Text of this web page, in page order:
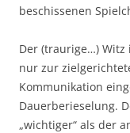
beschissenen
Der (traurige…) Witz
nur zur
Kommunikation
Dauerberieselung.
„wichtiger“ als der